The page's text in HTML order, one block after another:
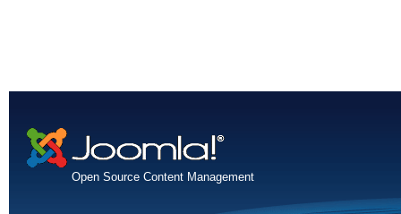
Open Source Content Management